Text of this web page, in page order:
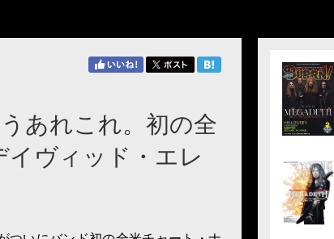
あれこれ。初の全
イヴィッド・エレ